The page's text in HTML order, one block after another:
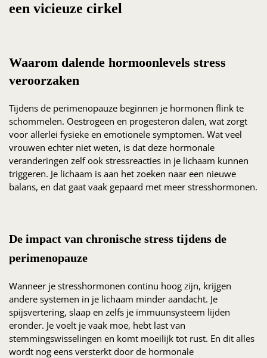
een vicieuze cirkel
Waarom dalende hormoonlevels stress
veroorzaken
Tijdens de perimenopauze beginnen je hormonen flink te
schommelen. Oestrogeen en progesteron dalen, wat zorgt
voor allerlei fysieke en emotionele symptomen. Wat veel
vrouwen echter niet weten, is dat deze hormonale
veranderingen zelf ook stressreacties in je lichaam kunnen
triggeren. Je lichaam is aan het zoeken naar een nieuwe
balans, en dat gaat vaak gepaard met meer stresshormonen.
De impact van chronische stress tijdens de
perimenopauze
Wanneer je stresshormonen continu hoog zijn, krijgen
andere systemen in je lichaam minder aandacht. Je
spijsvertering, slaap en zelfs je immuunsysteem lijden
eronder. Je voelt je vaak moe, hebt last van
stemmingswisselingen en komt moeilijk tot rust. En dit alles
wordt nog eens versterkt door de hormonale